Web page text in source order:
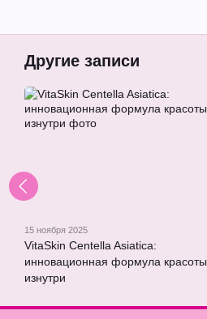
Другие записи
15 ноября 2025
VitaSkin Centella Asiatica:
инновационная формула красоты
изнутри